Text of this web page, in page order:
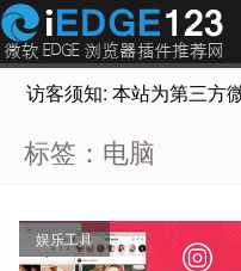
访客须知: 本站为第三方
标签：电脑
娱乐工具